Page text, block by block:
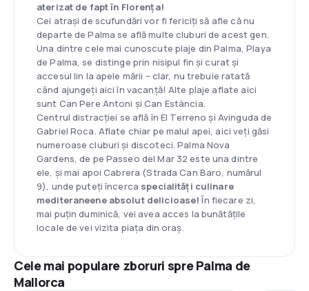
aterizat de fapt în Florența!
Cei atrași de scufundări vor fi fericiți să afle că nu
departe de Palma se află multe cluburi de acest gen.
Una dintre cele mai cunoscute plaje din Palma, Playa
de Palma, se distinge prin nisipul fin și curat și
accesul lin la apele mării – clar, nu trebuie ratată
când ajungeți aici în vacanță! Alte plaje aflate aici
sunt Can Pere Antoni și Can Estància.
Centrul distracției se află în El Terreno și Avinguda de
Gabriel Roca. Aflate chiar pe malul apei, aici veți găsi
numeroase cluburi și discoteci. Palma Nova
Gardens, de pe Passeo del Mar 32 este una dintre
ele, și mai apoi Cabrera (Strada Can Baro, numărul
9), unde puteți încerca specialități culinare
mediteraneene absolut delicioase!În fiecare zi,
mai puțin duminică, vei avea acces la bunătățile
locale de vei vizita piața din oraș.
Cele mai populare zboruri spre Palma de
Mallorca